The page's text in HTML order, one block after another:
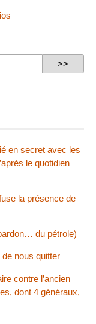
en secret avec les
le quotidien
la présence de
du pétrole)
nous quitter
contre l’ancien
dont 4 généraux,